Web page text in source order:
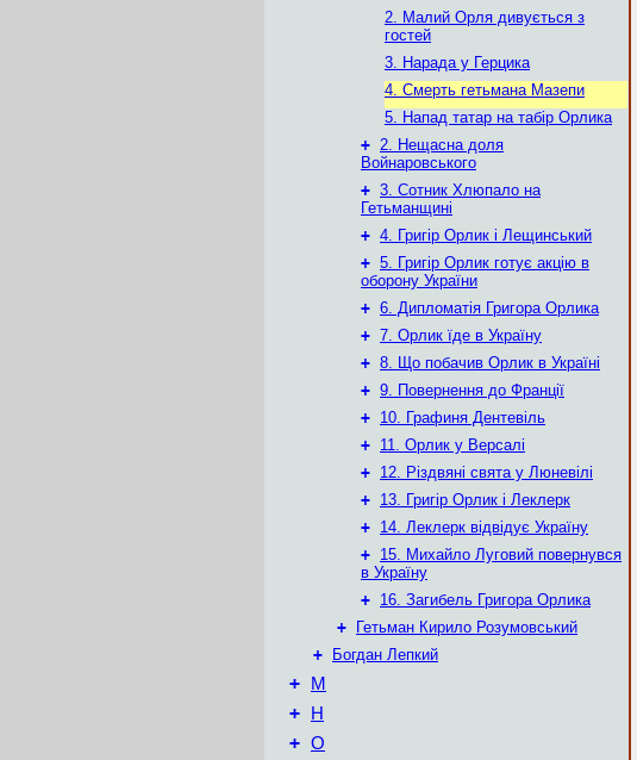
2. Малий Орля дивується з
гостей
3. Нарада у Герцика
4. Смерть гетьмана Мазепи
5. Напад татар на табір Орлика
+ 2. Нещасна доля
Войнаровського
+ 3. Сотник Хлюпало на
Гетьманщині
+ 4. Григір Орлик і Лещинський
+ 5. Григір Орлик готує акцію в
оборону України
+ 6. Дипломатія Григора Орлика
+ 7. Орлик їде в Україну
+ 8. Що побачив Орлик в Україні
+ 9. Повернення до Франції
+ 10. Графиня Дентевіль
+ 11. Орлик у Версалі
+ 12. Різдвяні свята у Люневілі
+ 13. Григір Орлик і Леклерк
+ 14. Леклерк відвідує Україну
+ 15. Михайло Луговий повернувся
в Україну
+ 16. Загибель Григора Орлика
+
Гетьман Кирило Розумовський
+
Богдан Лепкий
+ М
+ Н
+ О